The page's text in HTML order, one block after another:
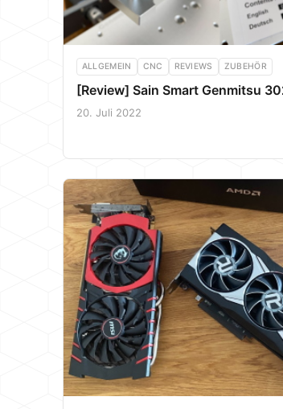
ALLGEMEIN CNC REVIEWS ZUBEHÖR
[Review] Sain Smart Genmitsu
20. Juli 2022